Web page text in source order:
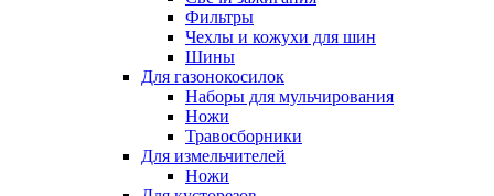
Фильтры
Чехлы и кожухи для шин
Шины
Для газонокосилок
Наборы для мульчирования
Ножи
Травосборники
Для измельчителей
Ножи